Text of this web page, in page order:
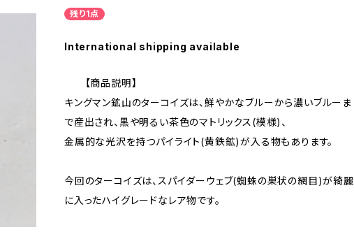
残り1点
International shipping available
【商品説明】
キングマン鉱山のターコイズは、鮮やかなブルーから濃いブルーま
で産出され、黒や明るい茶色のマトリックス(模様)、
金属的な光沢を持つパイライト(黄鉄鉱)が入る物もあります。
今回のターコイズは、スパイダーウェブ(蜘蛛の巣状の網目)が綺麗
に入ったハイグレードなレア物です。